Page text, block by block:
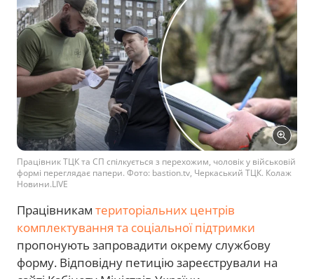
Працівник ТЦК та СП спілкується з перехожим, чоловік у військовій
формі переглядає папери. Фото: bastion.tv, Черкаський ТЦК. Колаж
Новини.LIVE
Працівникам територіальних центрів
комплектування та соціальної підтримки
пропонують запровадити окрему службову
форму. Відповідну петицію зареєстрували на